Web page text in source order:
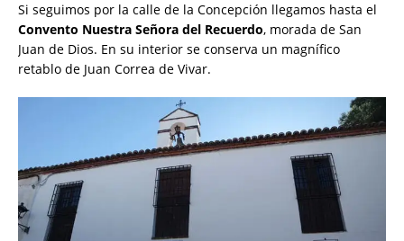
Si seguimos por la calle de la Concepción llegamos hasta el
Convento Nuestra Señora del Recuerdo, morada de San
Juan de Dios. En su interior se conserva un magnífico
retablo de Juan Correa de Vivar.